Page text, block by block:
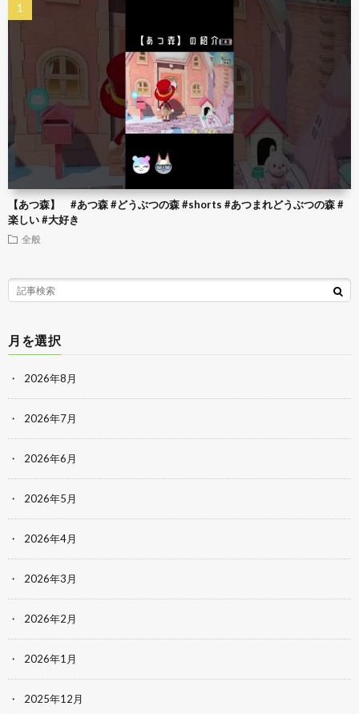
【あつ森】 #あつ森 #どうぶつの森 #shorts #あつまれどうぶつの森 #
楽しい #大好き
全般
月を選択
2026年8月
2026年7月
2026年6月
2026年5月
2026年4月
2026年3月
2026年2月
2026年1月
2025年12月